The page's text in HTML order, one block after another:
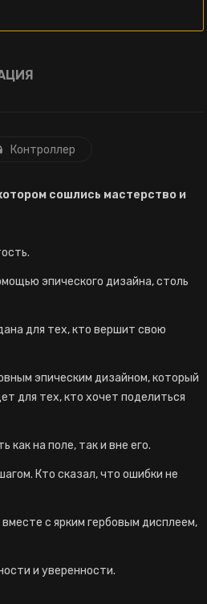
Контроллер
сошлись мастерство и
эпического дизайна, столь
для тех, кто вершит свою
эпическим дизайном, который
для тех, кто хочет поделиться
как на поле, так и вне его.
Кто сказал, что ошибки не
с ярким гербовым дисплеем,
и уверенности.